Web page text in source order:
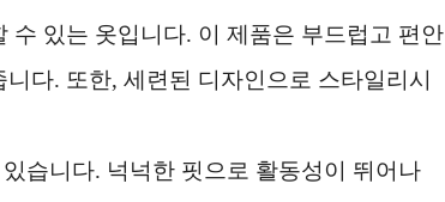
수 있는 옷입니다. 이 제품은 부드럽고 편안
다. 또한, 세련된 디자인으로 스타일리시
습니다. 넉넉한 핏으로 활동성이 뛰어나